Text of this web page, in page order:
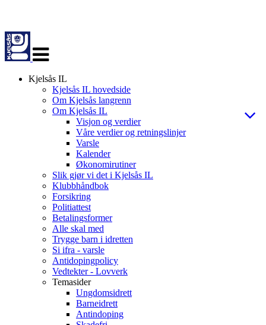
navigasjon
Kjelsås IL
Kjelsås IL hovedside
Om Kjelsås langrenn
Om Kjelsås IL
Visjon og verdier
Våre verdier og retningslinjer
Varsle
Kalender
Økonomirutiner
Slik gjør vi det i Kjelsås IL
Klubbhåndbok
Forsikring
Politiattest
Betalingsformer
Alle skal med
Trygge barn i idretten
Si ifra - varsle
Antidopingpolicy
Vedtekter - Lovverk
Temasider
Ungdomsidrett
Barneidrett
Antindoping